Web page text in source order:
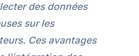
des données
sur les
Ces avantages